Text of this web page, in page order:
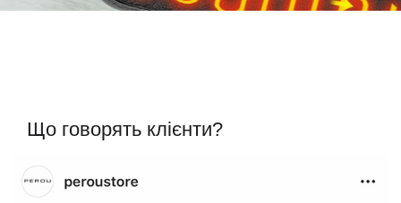
Що говорять клієнти?